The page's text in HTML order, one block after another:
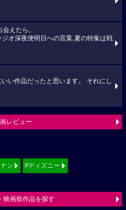
えたら。
ジオ深夜便明日への言葉,夏の特集は戦
い作品だったと思います。 それにし
レビュー
ン #ディズニー
映画祭作品を探す